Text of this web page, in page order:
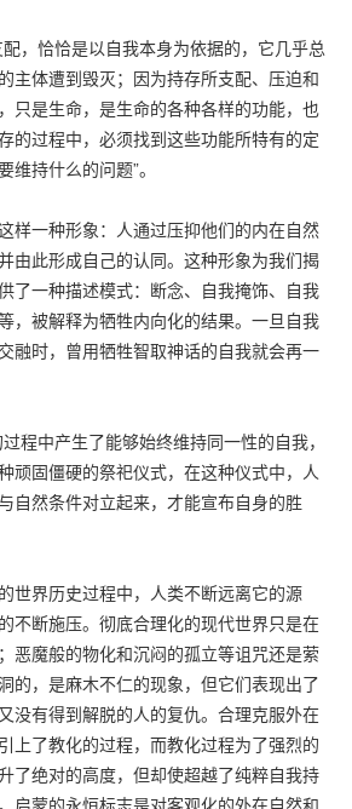
，恰恰是以自我本身为依据的，它几乎总
主体遭到毁灭；因为持存所支配、压迫和
只是生命，是生命的各种各样的功能，也
的过程中，必须找到这些功能所特有的定
维持什么的问题”。
一种形象：人通过压抑他们的内在自然
由此形成自己的认同。这种形象为我们揭
了一种描述模式：断念、自我掩饰、自我
，被解释为牺牲内向化的结果。一旦自我
融时，曾用牺牲智取神话的自我就会再一
中产生了能够始终维持同一性的自我，
顽固僵硬的祭祀仪式，在这种仪式中，人
自然条件对立起来，才能宣布自身的胜
界历史过程中，人类不断远离它的源
不断施压。彻底合理化的现代世界只是在
恶魔般的物化和沉闷的孤立等诅咒还是萦
的，是麻木不仁的现象，但它们表现出了
没有得到解脱的人的复仇。合理克服外在
上了教化的过程，而教化过程为了强烈的
了绝对的高度，但却使超越了纯粹自我持
启蒙的永恒标志是对客观化的外在自然和